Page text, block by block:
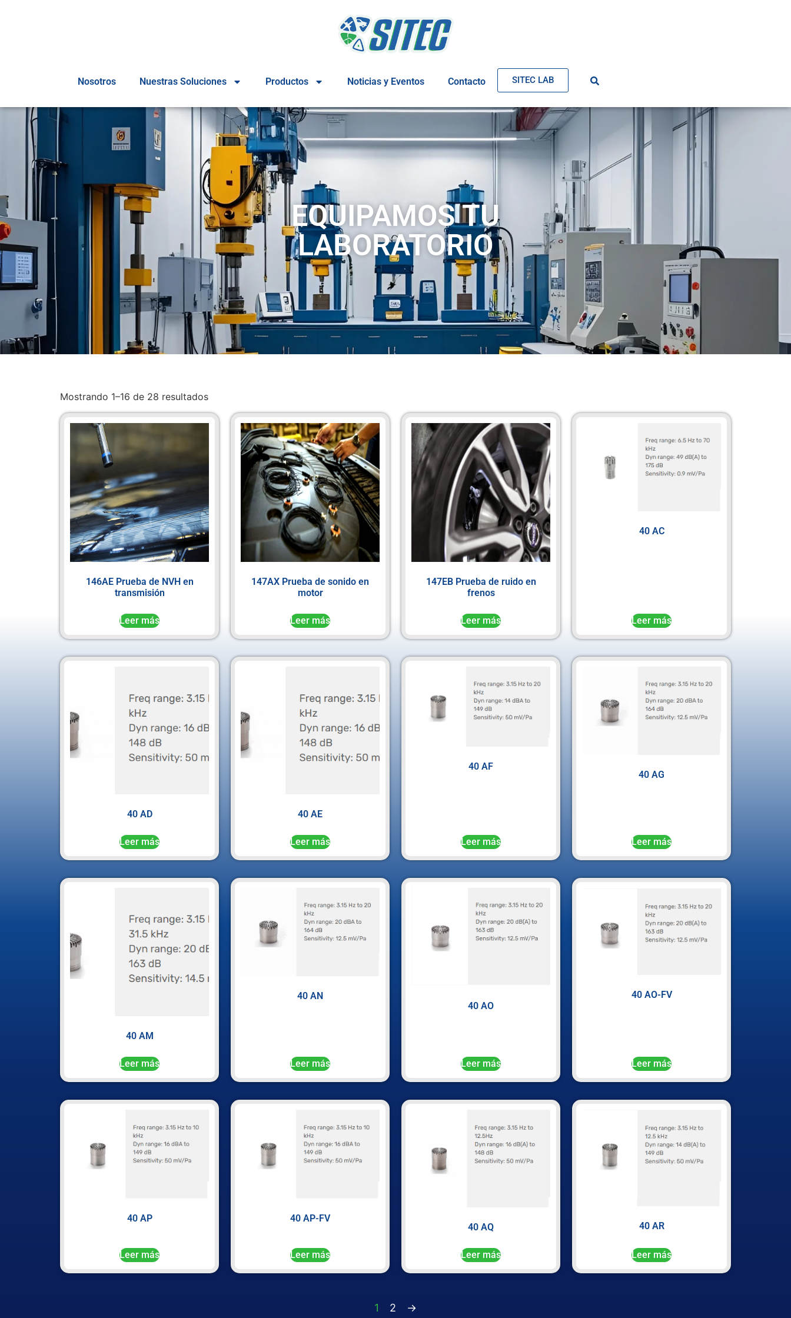
Nosotros Nuestras Soluciones Productos Noticias y Eventos Contacto SITEC LAB
EQUIPAMOS TU
LABORATORIO
Mostrando 1–16 de 28 resultados
146AE Prueba de NVH en
transmisión
Leer más
147AX Prueba de sonido en
motor
Leer más
147EB Prueba de ruido en
frenos
Leer más
40 AC
Leer más
40 AD
Leer más
40 AE
Leer más
40 AF
Leer más
40 AG
Leer más
40 AM
Leer más
40 AN
Leer más
40 AO
Leer más
40 AO-FV
Leer más
40 AP
Leer más
40 AP-FV
Leer más
40 AQ
Leer más
40 AR
Leer más
1 2 →